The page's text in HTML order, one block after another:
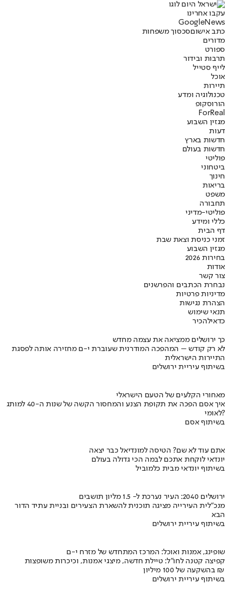
עקבו אחרינו
Googl eNews
כתב אישוםסכסוך משפחות
מדורים
ספורט
תרבות ובידור
לייף סטייל
אוכל
תיירות
טכנולוגיה ומדע
הורוסקופ
ForReal
מגזין השבוע
דעות
חדשות בארץ
חדשות בעולם
פוליטי
ביטחוני
חינוך
בריאות
משפט
תחבורה
פוליטי-מדיני
כללי ומידע
דף הבית
זמני כניסת וצאת שבת
מגזין השבוע
בחירות 2026
אודות
צור קשר
נבחרת הכתבים והפרשנים
מדיניות פרטיות
הצהרת נגישות
תנאי שימוש
כדאילהכיר
כך ירושלים ממציאה את עצמה מחדש
לא רק קודש – המהפכה המודרנית שעוברת י-ם מחזירה אותה לפסגת
התיירות הישראלית
בשיתוף עיריית ירושלים
מאחורי הקלעים של הטעם הישראלי
איך אסם הפכה את תקופת הצנע והמחסור הקשה של שנות ה-40 למותג
לאומי?
בשיתוף אסם
אתם עוד לא שם? הטיסה למונדיאל כבר יצאה
יונדאי לוקחת אתכם לבמה הכי גדולה בעולם
בשיתוף יונדאי מבית כלמוביל
ירושלים 2040: העיר נערכת ל- 1.5 מליון תושבים
מנכ"לית העירייה מציגה תוכנית להשארת הצעירים ובניית עתיד הדור
הבא
בשיתוף עיריית ירושלים
שופינג, אמנות ואוכל: המרכז המתחדש של מזרח י-ם
קפיצה קטנה לחו"ל: טיילת חדשה, מיצגי אמנות, וכיכרות משופצות
בהשקעה של 100 מיליון ₪
בשיתוף עיריית ירושלים